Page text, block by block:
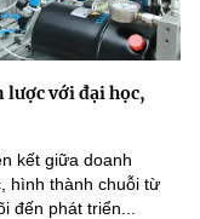
lược với đại học,
kết giữa doanh
hình thành chuỗi từ
đến phát triển...